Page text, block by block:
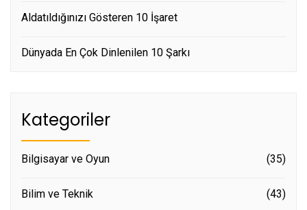
Aldatıldığınızı Gösteren 10 İşaret
Dünyada En Çok Dinlenilen 10 Şarkı
Kategoriler
Bilgisayar ve Oyun (35)
Bilim ve Teknik (43)